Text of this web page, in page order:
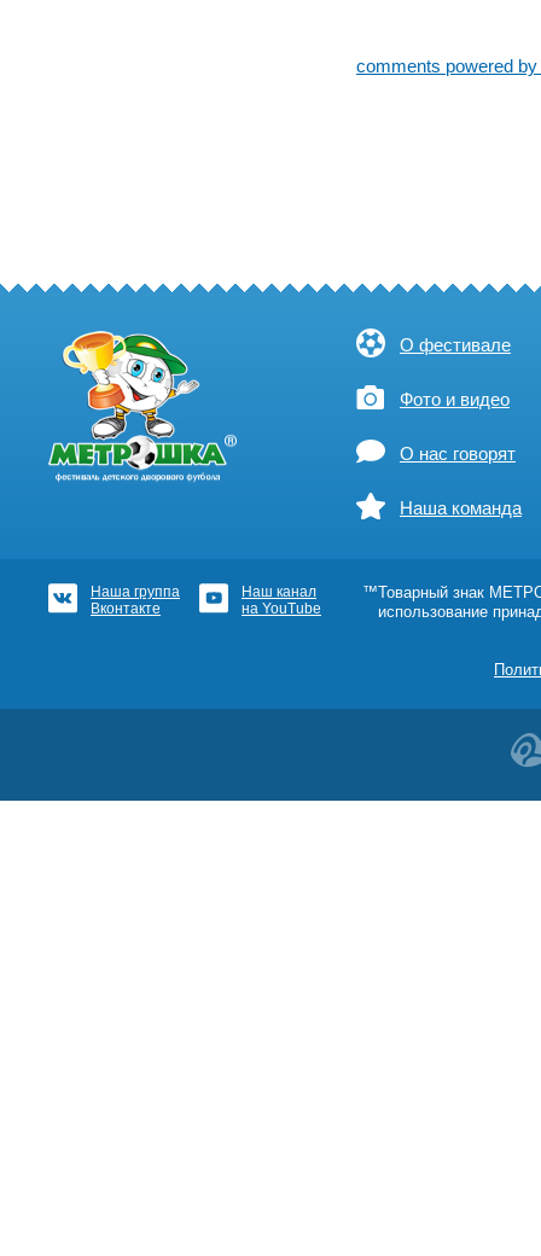
comments powered
О фестивале
Фото и видео
О нас говорят
Наша команда
Наша группа
Вконтакте
Наш канал
на YouTube
™Товарный знак
использование